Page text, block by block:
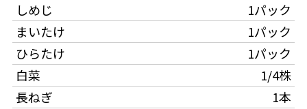
サッと鍋® 楽チン鍋®
割烹白だしレシピ
レシピ特設サイト
しめじ
1パック
まいたけ
1パック
ひらたけ
1パック
白菜
1/4株
長ねぎ
1本